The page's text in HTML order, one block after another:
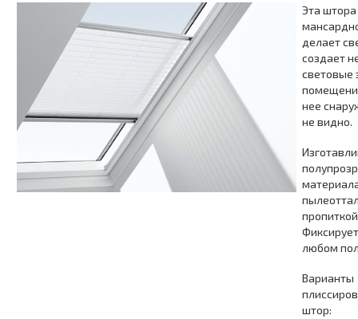
Эта
делает
создает
световые
нее
не видно.
любом
Варианты
штор: